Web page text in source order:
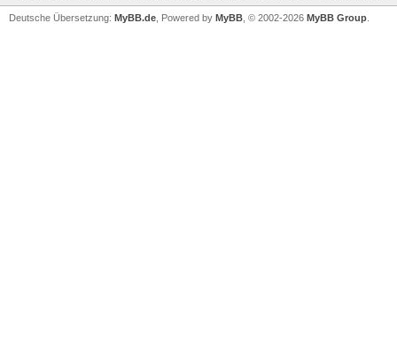
Deutsche Übersetzung: MyBB.de , Powered by MyBB , © 2002-2026 MyBB Group